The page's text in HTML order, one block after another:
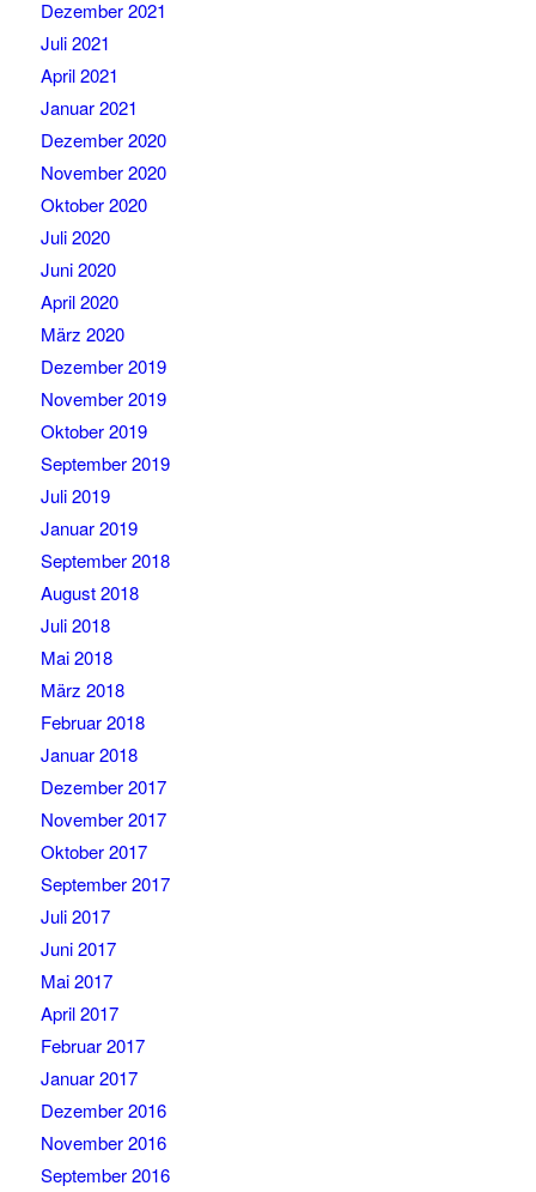
Dezember 2021
Juli 2021
April 2021
Januar 2021
Dezember 2020
November 2020
Oktober 2020
Juli 2020
Juni 2020
April 2020
März 2020
Dezember 2019
November 2019
Oktober 2019
September 2019
Juli 2019
Januar 2019
September 2018
August 2018
Juli 2018
Mai 2018
März 2018
Februar 2018
Januar 2018
Dezember 2017
November 2017
Oktober 2017
September 2017
Juli 2017
Juni 2017
Mai 2017
April 2017
Februar 2017
Januar 2017
Dezember 2016
November 2016
September 2016